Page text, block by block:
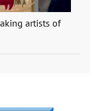
artists of